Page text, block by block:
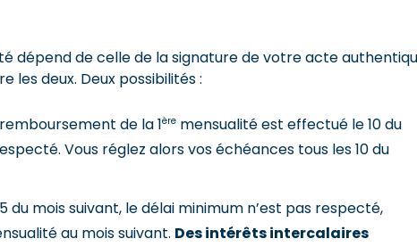
dépend de celle de la signature de votre acte
les deux. Deux possibilités :
de la 1ère mensualité est effectué le 10 du
Vous réglez alors vos échéances tous les 10 du
du mois suivant, le délai minimum n’est pas respecté,
au mois suivant. Des intérêts intercalaires